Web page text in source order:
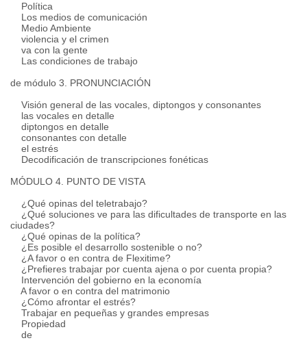
Política
Los medios de comunicación
Medio Ambiente
violencia y el crimen
va con la gente
Las condiciones de trabajo
de módulo 3. PRONUNCIACIÓN
Visión general de las vocales, diptongos y consonantes
las vocales en detalle
diptongos en detalle
consonantes con detalle
el estrés
Decodificación de transcripciones fonéticas
MÓDULO 4. PUNTO DE VISTA
¿Qué opinas del teletrabajo?
¿Qué soluciones ve para las dificultades de transporte en las
ciudades?
¿Qué opinas de la política?
¿Es posible el desarrollo sostenible o no?
¿A favor o en contra de Flexitime?
¿Prefieres trabajar por cuenta ajena o por cuenta propia?
Intervención del gobierno en la economía
Afavor o en contra del matrimonio
¿Cómo afrontar el estrés?
Trabajar en pequeñas y grandes empresas
Propiedad
de